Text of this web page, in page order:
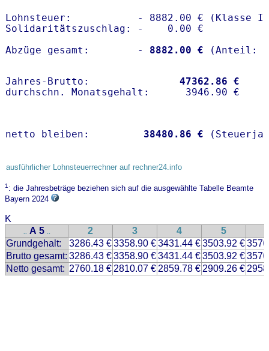
Lohnsteuer:           - 8882.00 € (Klasse I)
Solidaritätszuschlag: -    0.00 €
Abzüge gesamt:        -
8882.00 €
Jahres-Brutto: 47362.86 €
netto bleiben: 38480.86 €
ausführlicher Lohnsteuerrechner auf rechner24.info
1: die Jahresbeträge beziehen sich auf die ausgewählte Tabelle Beamte
Bayern 2024
K
.. A 5 .. 2 3 4 5
Grundgehalt:
3286.43 €3358.90 €3431.44 €3503.92 €
Brutto gesamt: 3286.43 €3358.90 €3431.44 €3503.92 €
Netto gesamt: 2760.18 € 2810.07 € 2859.78 € 2909.26 €